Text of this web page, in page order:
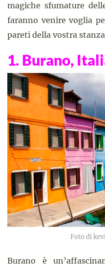
magiche sfumature
faranno venire voglia
pareti della vostra
1. Burano,
Foto di
Burano è